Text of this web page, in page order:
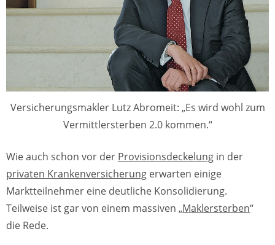
Versicherungsmakler Lutz Abromeit: „Es wird wohl zum
Vermittlersterben 2.0 kommen.“
Wie auch schon vor der Provisionsdeckelung in der
privaten Krankenversicherung erwarten einige
Marktteilnehmer eine deutliche Konsolidierung.
Teilweise ist gar von einem massiven „Maklersterben“
die Rede.